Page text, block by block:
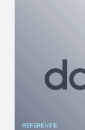
REFERENTIE